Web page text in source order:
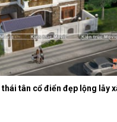
tân cổ điển đẹp lộng lẫy